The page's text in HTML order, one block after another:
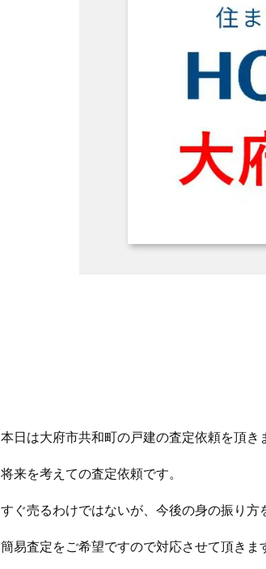
本日は大府市共和町の戸建の査定依頼を頂き
将来を考えての査定依頼です。
すぐ売るわけではないが、今後の身の振り方
簡易査定をご希望ですので対応させて頂きま